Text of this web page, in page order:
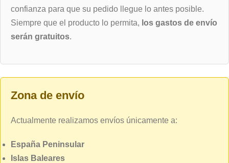
confianza para que su pedido llegue lo antes posible.
Siempre que el producto lo permita, los gastos de envío
serán gratuitos.
Zona de envío
Actualmente realizamos envíos únicamente a:
España Peninsular
Islas Baleares